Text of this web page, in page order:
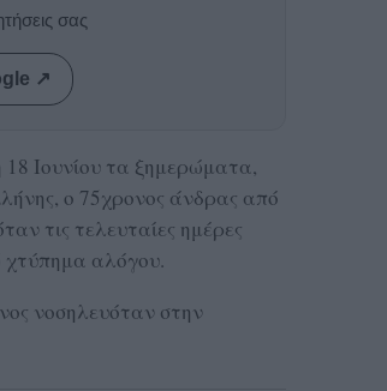
σας
↗
Ιουνίου τα ξημερώματα,
, ο 75χρονος άνδρας από
τις τελευταίες ημέρες
αλόγου.
νοσηλευόταν στην